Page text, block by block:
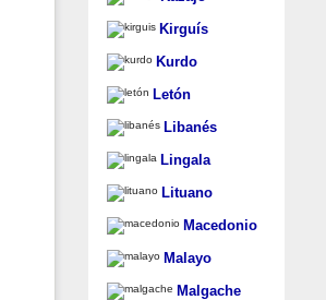
Kirguís
Kurdo
Letón
Libanés
Lingala
Lituano
Macedonio
Malayo
Malgache